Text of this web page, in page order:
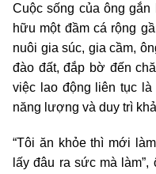
Cuộc sống của ông
hữu một đầm cá rộng
nuôi gia súc, gia cầm,
đào đất, đắp bờ đến
việc lao động liên tục là
năng lượng và duy trì
“Tôi ăn khỏe thì mới
lấy đâu ra sức mà